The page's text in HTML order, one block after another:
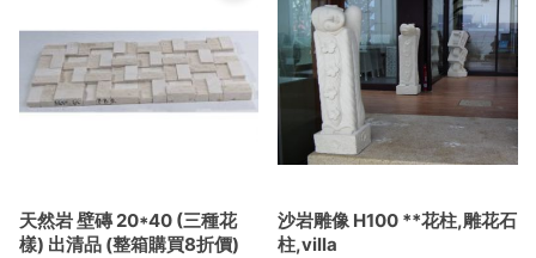
天然岩 壁磚 20*40 (三種花
樣) 出清品 (整箱購買8折價)
沙岩雕像 H100 **花柱,雕花石
柱,villa